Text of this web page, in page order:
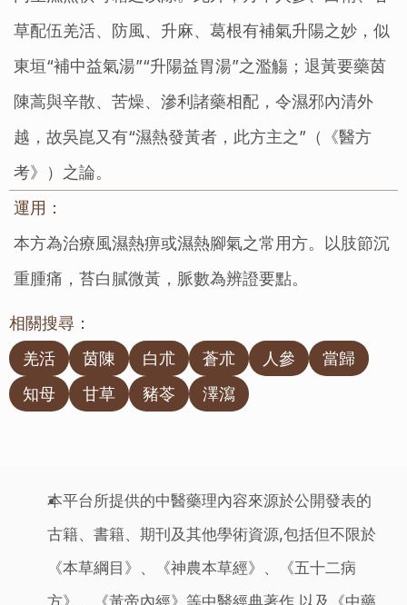
草配伍羌活、防風、升麻、葛根有補氣升陽之妙，似
東垣“補中益氣湯”“升陽益胃湯”之濫觴；退黃要藥茵
陳蒿與辛散、苦燥、滲利諸藥相配，令濕邪內清外
越，故吳崑又有“濕熱發黃者，此方主之”（《醫方
考》）之論。
運用：
本方為治療風濕熱痹或濕熱腳氣之常用方。以肢節沉
重腫痛，苔白膩微黃，脈數為辨證要點。
相關搜尋：
羌活
茵陳 白朮 蒼朮 人參
當歸
知母
甘草 豬苓 澤瀉
本平台所提供的中醫藥理內容來源於公開發表的
古籍、書籍、期刊及其他學術資源,包括但不限於
《本草綱目》、《神農本草經》、《五十二病
方》、《黃帝內經》等中醫經典著作,以及《中藥